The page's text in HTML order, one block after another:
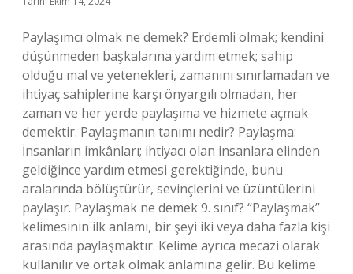
Paylaşımcı olmak ne demek? Erdemli olmak; kendini
düşünmeden başkalarına yardım etmek; sahip
olduğu mal ve yetenekleri, zamanını sınırlamadan ve
ihtiyaç sahiplerine karşı önyargılı olmadan, her
zaman ve her yerde paylaşıma ve hizmete açmak
demektir. Paylaşmanın tanımı nedir? Paylaşma:
İnsanların imkânları; ihtiyacı olan insanlara elinden
geldiğince yardım etmesi gerektiğinde, bunu
aralarında bölüştürür, sevinçlerini ve üzüntülerini
paylaşır. Paylaşmak ne demek 9. sınıf? “Paylaşmak”
kelimesinin ilk anlamı, bir şeyi iki veya daha fazla kişi
arasında paylaşmaktır. Kelime ayrıca mecazi olarak
kullanılır ve ortak olmak anlamına gelir. Bu kelime